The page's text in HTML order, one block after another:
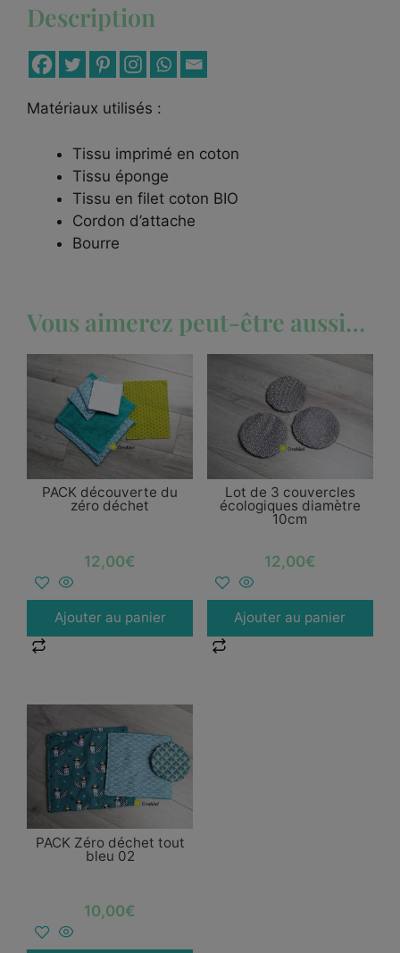
Description
Matériaux utilisés :
Tissu imprimé en coton
Tissu éponge
Tissu en filet coton BIO
Cordon d’attache
Bourre
Vous aimerez peut-être aussi…
PACK découverte du
zéro déchet
12,00€
Ajouter au panier
Lot de 3 couvercles
écologiques diamètre
10cm
12,00€
Ajouter au panier
PACK Zéro déchet tout
bleu 02
10,00€